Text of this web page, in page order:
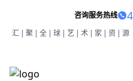
咨询服务热线
汇|聚|全|球|艺|术|家|资|源